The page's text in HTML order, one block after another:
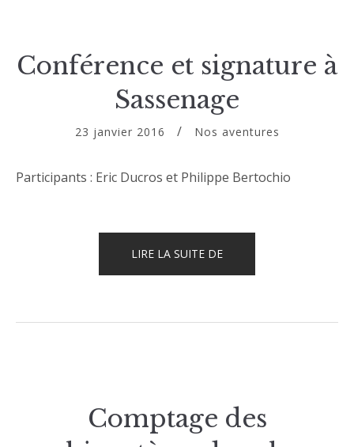
Conférence et signature à
Sassenage
23 janvier 2016 Nos aventures
Participants : Eric Ducros et Philippe Bertochio
LIRE LA SUITE DE« CONFÉRENCE
SIGNATURE
Comptage des